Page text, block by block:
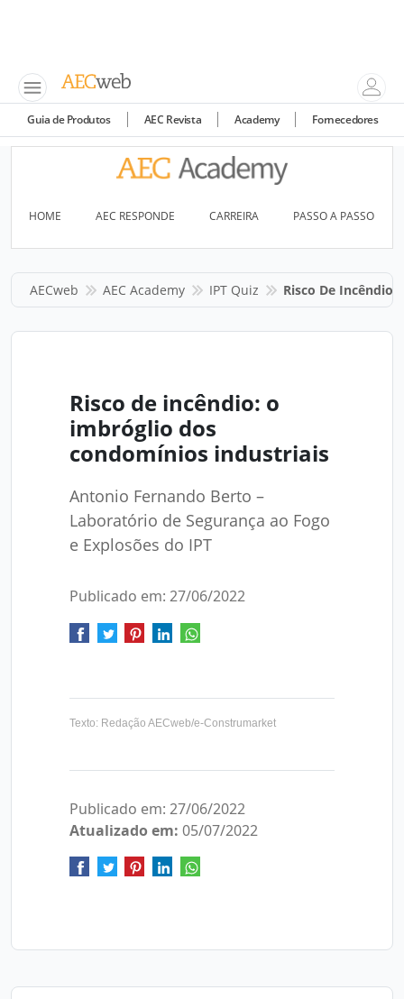
Guia de Produtos AEC Revista Academy Fornecedores
HOME AEC RESPONDE CARREIRA PASSO A PASSO
AECweb AEC Academy IPT Quiz Risco De
Risco de incêndio: o
imbróglio dos
condomínios industriais
Antonio Fernando Berto –
Laboratório de Segurança ao Fogo
e Explosões do IPT
Publicado em: 27/06/2022
Texto: Redação AECweb/e-Construmarket
Publicado em: 27/06/2022
Atualizado em: 05/07/2022